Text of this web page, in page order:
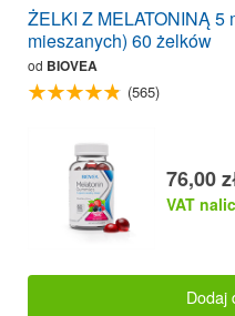
ŻELKI Z MELATONINĄ 5
mieszanych) 60 żelków
od BIOVEA
(565)
76,00
VAT
Dodaj